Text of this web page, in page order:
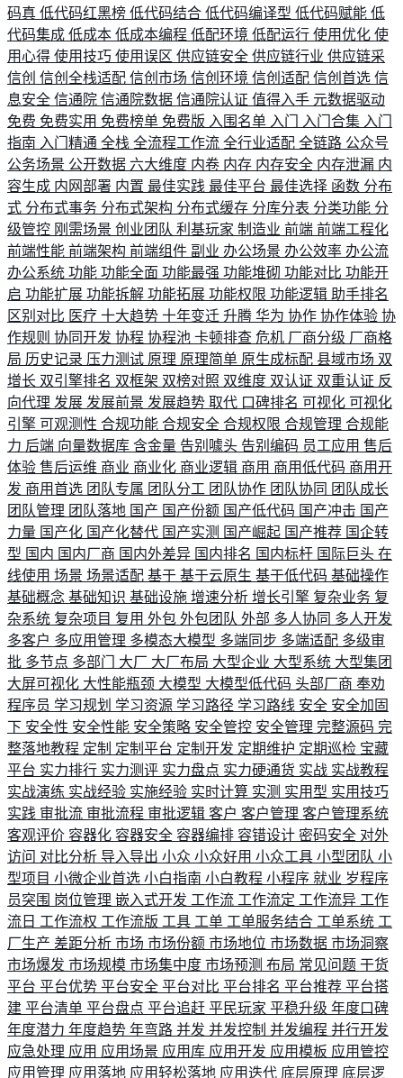
码真 低代码红黑榜 低代码结合 低代码编译型 低代码赋能 低
代码集成 低成本 低成本编程 低配环境 低配运行 使用优化 使
用心得 使用技巧 使用误区 供应链安全 供应链行业 供应链采
信创 信创全栈适配 信创市场 信创环境 信创适配 信创首选 信
息安全 信通院 信通院数据 信通院认证 值得入手 元数据驱动
免费 免费实用 免费榜单 免费版 入围名单 入门 入门合集 入门
指南 入门精通 全栈 全流程工作流 全行业适配 全链路 公众号
公务场景 公开数据 六大维度 内卷 内存 内存安全 内存泄漏 内
容生成 内网部署 内置 最佳实践 最佳平台 最佳选择 函数 分布
式 分布式事务 分布式架构 分布式缓存 分库分表 分类功能 分
级管控 刚需场景 创业团队 利基玩家 制造业 前端 前端工程化
前端性能 前端架构 前端组件 副业 办公场景 办公效率 办公流
办公系统 功能 功能全面 功能最强 功能堆砌 功能对比 功能开
启 功能扩展 功能拆解 功能拓展 功能权限 功能逻辑 助手排名
区别对比 医疗 十大趋势 十年变迁 升腾 华为 协作 协作体验 协
作规则 协同开发 协程 协程池 卡顿排查 危机 厂商分级 厂商格
局 历史记录 压力测试 原理 原理简单 原生成标配 县域市场 双
增长 双引擎排名 双框架 双榜对照 双维度 双认证 双重认证 反
向代理 发展 发展前景 发展趋势 取代 口碑排名 可视化 可视化
引擎 可观测性 合规功能 合规安全 合规权限 合规管理 合规能
力 后端 向量数据库 含金量 告别噱头 告别编码 员工应用 售后
体验 售后运维 商业 商业化 商业逻辑 商用 商用低代码 商用开
发 商用首选 团队专属 团队分工 团队协作 团队协同 团队成长
团队管理 团队落地 国产 国产份额 国产低代码 国产冲击 国产
力量 国产化 国产化替代 国产实测 国产崛起 国产推荐 国企转
型 国内 国内厂商 国内外差异 国内排名 国内标杆 国际巨头 在
线使用 场景 场景适配 基于 基于云原生 基于低代码 基础操作
基础概念 基础知识 基础设施 增速分析 增长引擎 复杂业务 复
杂系统 复杂项目 复用 外包 外包团队 外部 多人协同 多人开发
多客户 多应用管理 多模态大模型 多端同步 多端适配 多级审
批 多节点 多部门 大厂 大厂布局 大型企业 大型系统 大型集团
大屏可视化 大性能瓶颈 大模型 大模型低代码 头部厂商 奉劝
程序员 学习规划 学习资源 学习路径 学习路线 安全 安全加固
下 安全性 安全性能 安全策略 安全管控 安全管理 完整源码 完
整落地教程 定制 定制平台 定制开发 定期维护 定期巡检 宝藏
平台 实力排行 实力测评 实力盘点 实力硬通货 实战 实战教程
实战演练 实战经验 实施经验 实时计算 实测 实用型 实用技巧
实践 审批流 审批流程 审批逻辑 客户 客户管理 客户管理系统
客观评价 容器化 容器安全 容器编排 容错设计 密码安全 对外
访问 对比分析 导入导出 小众 小众好用 小众工具 小型团队 小
型项目 小微企业首选 小白指南 小白教程 小程序 就业 岁程序
员突围 岗位管理 嵌入式开发 工作流 工作流定 工作流异 工作
流日 工作流权 工作流版 工具 工单 工单服务结合 工单系统 工
厂生产 差距分析 市场 市场份额 市场地位 市场数据 市场洞察
市场爆发 市场规模 市场集中度 市场预测 布局 常见问题 干货
平台 平台优势 平台安全 平台对比 平台排名 平台推荐 平台搭
建 平台清单 平台盘点 平台追赶 平民玩家 平稳升级 年度口碑
年度潜力 年度趋势 年弯路 并发 并发控制 并发编程 并行开发
应急处理 应用 应用场景 应用库 应用开发 应用模板 应用管控
应用管理 应用落地 应用轻松落地 应用迭代 底层原理 底层逻